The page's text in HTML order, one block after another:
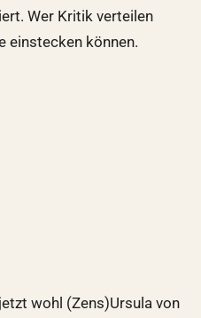
Wer Kritik verteilen
einstecken können.
wohl (Zens)Ursula von